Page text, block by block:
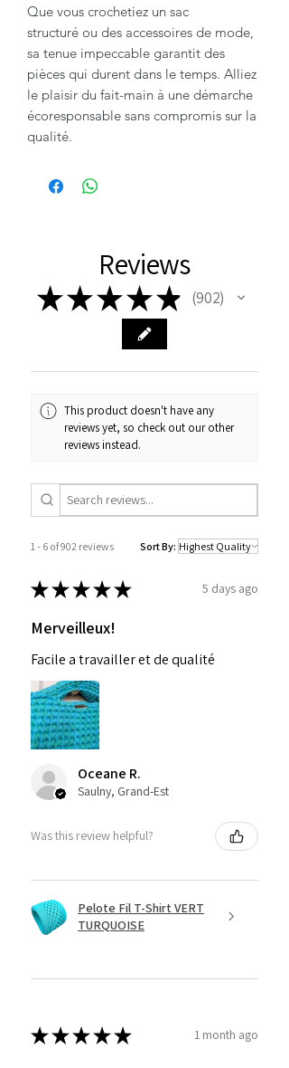
Que vous crochetiez un sac
structuré ou des accessoires de mode,
sa tenue impeccable garantit des
pièces qui durent dans le temps. Alliez
le plaisir du fait-main à une démarche
écoresponsable sans compromis sur la
qualité.
Reviews
★★★★★ 902
902
This product doesn't have any
reviews yet, so check out our other
reviews instead.
1 - 6 of 902 reviews Sort By:
★★★★★ 5 days ago
Merveilleux!
Facile a travailler et de qualité
Oceane R.
Saulny, Grand-Est
Was this review helpful?
Pelote Fil T-Shirt VERT
TURQUOISE
★★★★★ 1 month ago